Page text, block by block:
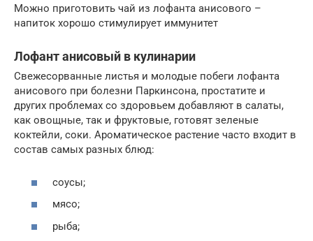
Можно приготовить чай из лофанта анисового –
напиток хорошо стимулирует иммунитет
Лофант анисовый в кулинарии
Свежесорванные листья и молодые побеги лофанта
анисового при болезни Паркинсона, простатите и
других проблемах со здоровьем добавляют в салаты,
как овощные, так и фруктовые, готовят зеленые
коктейли, соки. Ароматическое растение часто входит в
состав самых разных блюд:
соусы;
мясо;
рыба;